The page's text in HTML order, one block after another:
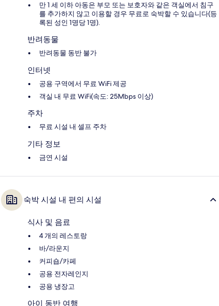
만 1 세 이하 아동은 부모 또는 보호자와 같은 객실에서 침구
를 추가하지 않고 이용할 경우 무료로 숙박할 수 있습니다(등
록된 성인 1명당 1명).
반려동물
반려동물 동반 불가
인터넷
공용 구역에서 무료 WiFi 제공
객실 내 무료 WiFi(속도: 25Mbps 이상)
주차
무료 시설 내 셀프 주차
기타 정보
금연 시설
숙박 시설 내 편의 시설
식사 및 음료
4 개의 레스토랑
바/라운지
커피숍/카페
공용 전자레인지
공용 냉장고
아이 동반 여행